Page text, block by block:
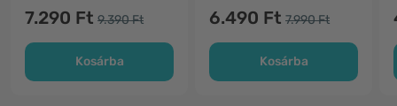
7.290 Ft 9.390 Ft
Kosárba
6.490 Ft 7.990 Ft
Kosárba